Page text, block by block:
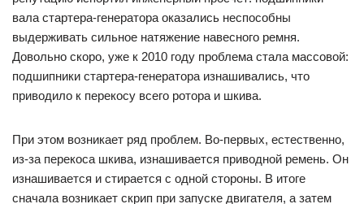
вала стартера-генератора оказались неспособны
выдерживать сильное натяжение навесного ремня.
Довольно скоро, уже к 2010 году проблема стала массовой:
подшипники стартера-генератора изнашивались, что
приводило к перекосу всего ротора и шкива.
При этом возникает ряд проблем. Во-первых, естественно,
из-за перекоса шкива, изнашивается приводной ремень. Он
изнашивается и стирается с одной стороны. В итоге
сначала возникает скрип при запуске двигателя, а затем